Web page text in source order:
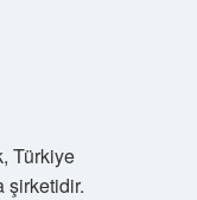
Türkiye
şirketidir.